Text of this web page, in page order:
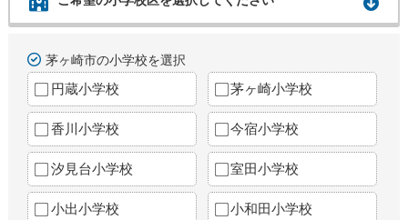
茅ヶ崎市の小学校を選択
円蔵小学校 茅ヶ崎小学校
香川小学校 今宿小学校
汐見台小学校 室田小学校
小出小学校 小和田小学校